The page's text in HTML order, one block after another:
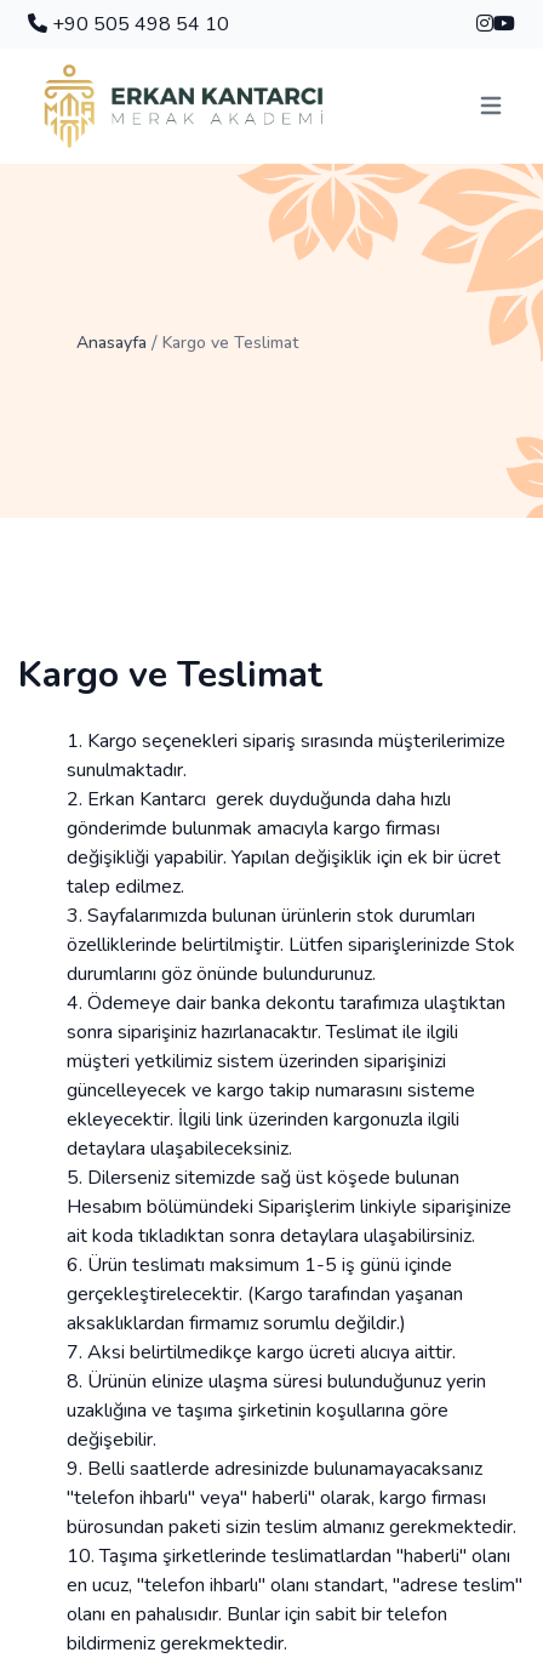
+90 505 498 54 10
Menüyü
Anasayfa / Kargo ve Teslimat
Kargo ve Teslimat
Kargo seçenekleri sipariş sırasında müşterilerimize
sunulmaktadır.
Erkan Kantarcı gerek duyduğunda daha hızlı
gönderimde bulunmak amacıyla kargo firması
değişikliği yapabilir. Yapılan değişiklik için ek bir ücret
talep edilmez.
Sayfalarımızda bulunan ürünlerin stok durumları
özelliklerinde belirtilmiştir. Lütfen siparişlerinizde Stok
durumlarını göz önünde bulundurunuz.
Ödemeye dair banka dekontu tarafımıza ulaştıktan
sonra siparişiniz hazırlanacaktır. Teslimat ile ilgili
müşteri yetkilimiz sistem üzerinden siparişinizi
güncelleyecek ve kargo takip numarasını sisteme
ekleyecektir. İlgili link üzerinden kargonuzla ilgili
detaylara ulaşabileceksiniz.
Dilerseniz sitemizde sağ üst köşede bulunan
Hesabım bölümündeki Siparişlerim linkiyle siparişinize
ait koda tıkladıktan sonra detaylara ulaşabilirsiniz.
Ürün teslimatı maksimum 1-5 iş günü içinde
gerçekleştirelecektir. (Kargo tarafından yaşanan
aksaklıklardan firmamız sorumlu değildir.)
Aksi belirtilmedikçe kargo ücreti alıcıya aittir.
Ürünün elinize ulaşma süresi bulunduğunuz yerin
uzaklığına ve taşıma şirketinin koşullarına göre
değişebilir.
Belli saatlerde adresinizde bulunamayacaksanız
"telefon ihbarlı" veya" haberli" olarak, kargo firması
bürosundan paketi sizin teslim almanız gerekmektedir.
Taşıma şirketlerinde teslimatlardan "haberli" olanı
en ucuz, "telefon ihbarlı" olanı standart, "adrese teslim"
olanı en pahalısıdır. Bunlar için sabit bir telefon
bildirmeniz gerekmektedir.